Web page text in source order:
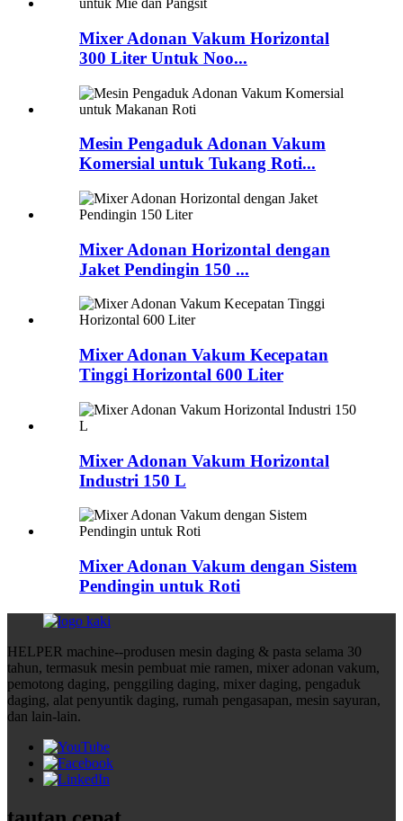
Mixer Adonan Vakum Horizontal
300 Liter Untuk Noo...
Mesin Pengaduk Adonan Vakum
Komersial untuk Tukang Roti...
Mixer Adonan Horizontal dengan
Jaket Pendingin 150 ...
Mixer Adonan Vakum Kecepatan
Tinggi Horizontal 600 Liter
Mixer Adonan Vakum Horizontal
Industri 150 L
Mixer Adonan Vakum dengan Sistem
Pendingin untuk Roti
HELPER machine--produsen mesin daging & pasta selama 30
tahun, termasuk mesin pembuat mie ramen, mixer adonan vakum,
pemotong daging, penggiling daging, mixer daging, pengaduk
daging, alat penyuntik daging, rumah pengasapan, mesin sayuran,
dan lain-lain.